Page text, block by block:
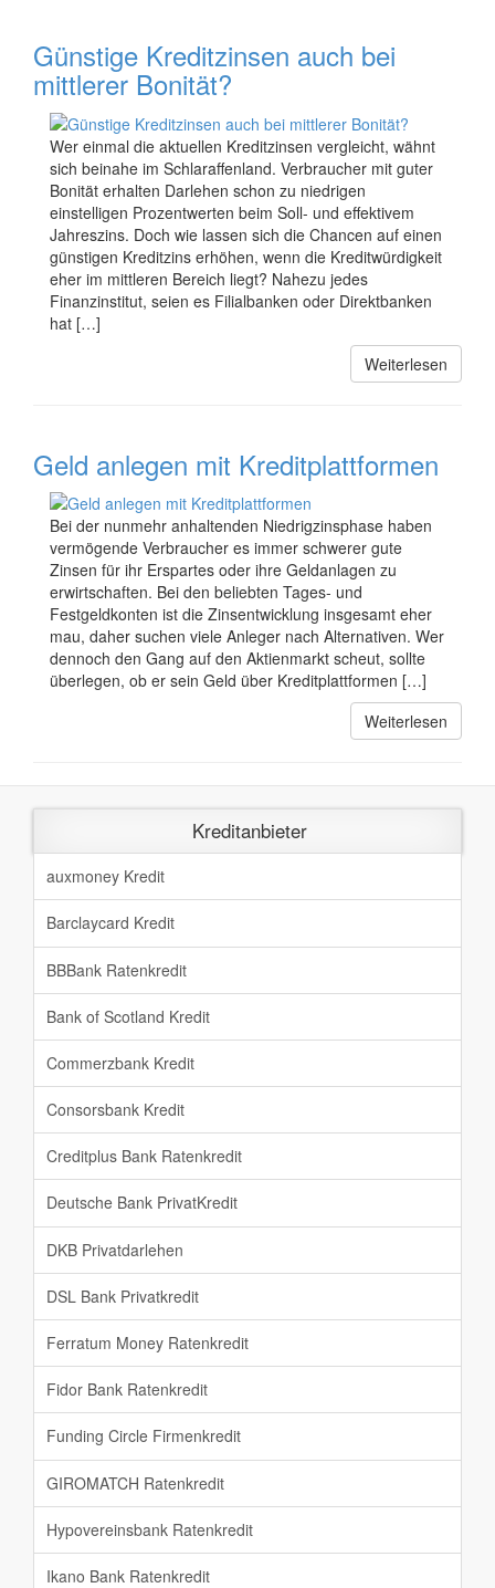
Günstige Kreditzinsen auch bei
mittlerer Bonität?
Wer einmal die aktuellen Kreditzinsen vergleicht, wähnt
sich beinahe im Schlaraffenland. Verbraucher mit guter
Bonität erhalten Darlehen schon zu niedrigen
einstelligen Prozentwerten beim Soll- und effektivem
Jahreszins. Doch wie lassen sich die Chancen auf einen
günstigen Kreditzins erhöhen, wenn die Kreditwürdigkeit
eher im mittleren Bereich liegt? Nahezu jedes
Finanzinstitut, seien es Filialbanken oder Direktbanken
hat […]
Weiterlesen
Geld anlegen mit Kreditplattformen
Bei der nunmehr anhaltenden Niedrigzinsphase haben
vermögende Verbraucher es immer schwerer gute
Zinsen für ihr Erspartes oder ihre Geldanlagen zu
erwirtschaften. Bei den beliebten Tages- und
Festgeldkonten ist die Zinsentwicklung insgesamt eher
mau, daher suchen viele Anleger nach Alternativen. Wer
dennoch den Gang auf den Aktienmarkt scheut, sollte
überlegen, ob er sein Geld über Kreditplattformen […]
Weiterlesen
Kreditanbieter
auxmoney Kredit
Barclaycard Kredit
BBBank Ratenkredit
Bank of Scotland Kredit
Commerzbank Kredit
Consorsbank Kredit
Creditplus Bank Ratenkredit
Deutsche Bank PrivatKredit
DKB Privatdarlehen
DSL Bank Privatkredit
Ferratum Money Ratenkredit
Fidor Bank Ratenkredit
Funding Circle Firmenkredit
GIROMATCH Ratenkredit
Hypovereinsbank Ratenkredit
Ikano Bank Ratenkredit